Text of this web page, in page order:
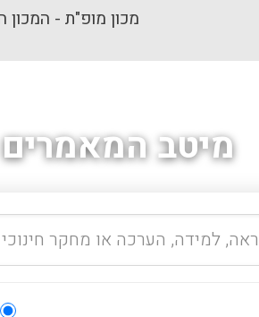
מכון מופ"ת -
מיטב המאמרים